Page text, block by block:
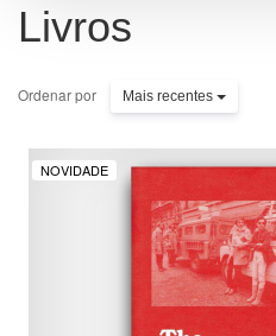
Livros
Ordenar por Mais recentes
NOVIDADE